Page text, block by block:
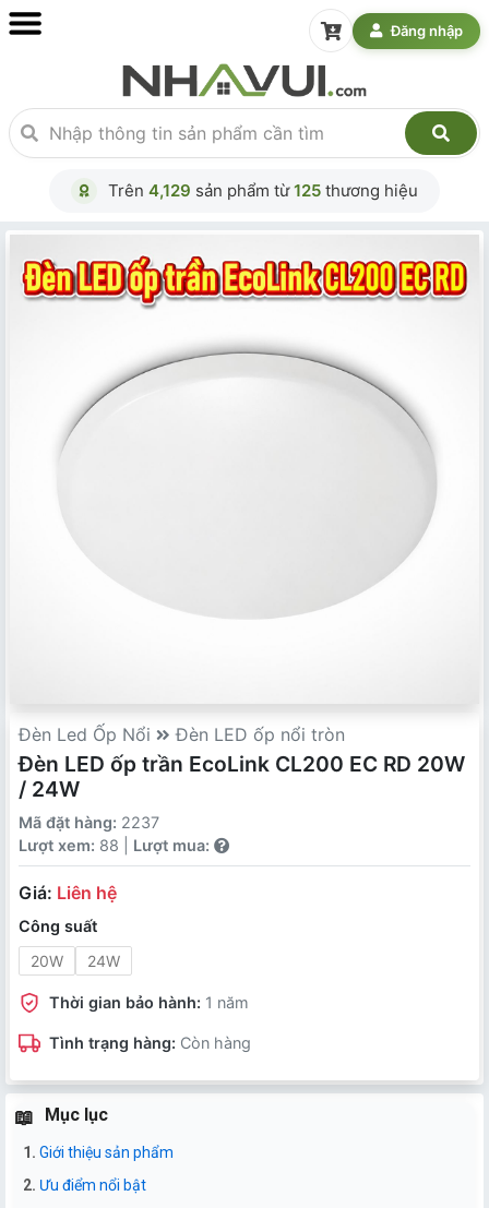
Đăng nhập
Trên 4,129 sản phẩm từ125 thương hiệu
Đèn Led Ốp Nổi Đèn LED ốp nổi tròn
Đèn LED ốp trần EcoLink CL200 EC RD 20W
/ 24W
Mã đặt hàng: 2237
Lượt xem: 88 | Lượt mua:
Giá: Liên hệ
Công suất
20W
24W
Thời gian bảo hành: 1 năm
Tình trạng hàng: Còn hàng
Mục lục
Giới thiệu sản phẩm
Ưu điểm nổi bật